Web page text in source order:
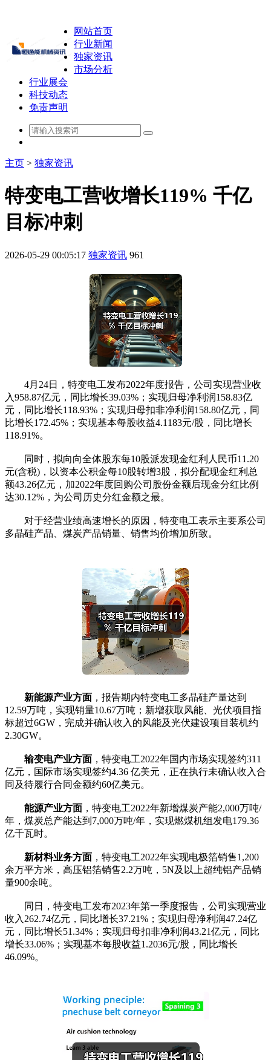
网站首页
行业新闻
独家资讯
市场分析
行业展会
科技动态
免责声明
主页 > 独家资讯
特变电工营收增长119% 千亿
目标冲刺
2026-05-29 00:05:17 独家资讯 961
4月24日，特变电工发布2022年度报告，公司实现营业收
入958.87亿元，同比增长39.03%；实现归母净利润158.83亿
元，同比增长118.93%；实现归母扣非净利润158.80亿元，同
比增长172.45%；实现基本每股收益4.1183元/股，同比增长
118.91%。
同时，拟向向全体股东每10股派发现金红利人民币11.20
元(含税)，以资本公积金每10股转增3股，拟分配现金红利总
额43.26亿元，加2022年度回购公司股份金额后现金分红比例
达30.12%，为公司历史分红金额之最。
对于经营业绩高速增长的原因，特变电工表示主要系公司
多晶硅产品、煤炭产品销量、销售均价增加所致。
新能源产业方面 ，报告期内特变电工多晶硅产量达到
12.59万吨，实现销量10.67万吨；新增获取风能、光伏项目指
标超过6GW，完成并确认收入的风能及光伏建设项目装机约
2.30GW。
输变电产业方面 ，特变电工2022年国内市场实现签约311
亿元，国际市场实现签约4.36 亿美元，正在执行未确认收入合
同及待履行合同金额约60亿美元。
能源产业方面 ，特变电工2022年新增煤炭产能2,000万吨/
年，煤炭总产能达到7,000万吨/年，实现燃煤机组发电179.36
亿千瓦时。
新材料业务方面 ，特变电工2022年实现电极箔销售1,200
余万平方米，高压铝箔销售2.2万吨，5N及以上超纯铝产品销
量900余吨。
同日，特变电工发布2023年第一季度报告，公司实现营业
收入262.74亿元，同比增长37.21%；实现归母净利润47.24亿
元，同比增长51.34%；实现归母扣非净利润43.21亿元，同比
增长33.06%；实现基本每股收益1.2036元/股，同比增长
46.09%。